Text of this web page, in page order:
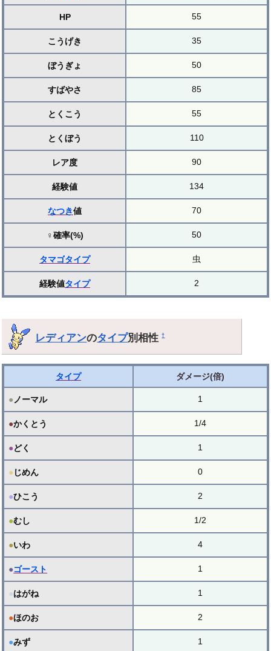
HP 55
こうげき 35
ぼうぎょ 50
すばやさ 85
とくこう 55
とくぼう 110
レア度 90
経験値 134
なつき値 70
♀確率(%) 50
タマゴタイプ 虫
経験値タイプ 2
レディアンのタイプ別相性†
タイプ ダメージ(倍)
● ノーマル 1
●かくとう 1/4
●どく 1
● じめん 0
●ひこう 2
●むし 1/2
●いわ 4
●ゴースト 1
●はがね 1
●ほのお 2
●みず 1